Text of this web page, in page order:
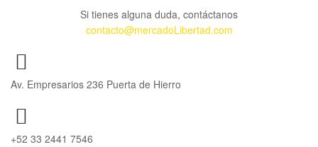
Si tienes alguna duda, contáctanos
contacto@mercadoLibertad.com
Av. Empresarios 236 Puerta de Hierro
+52 33 2441 7546